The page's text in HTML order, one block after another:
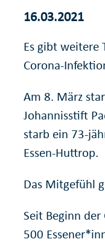
16.03.2021
Es gibt weitere
Corona-
Am 8. März
Johannisstift
starb ein 73-
Essen-Huttrop.
Das Mitgefühl
Seit Beginn
500